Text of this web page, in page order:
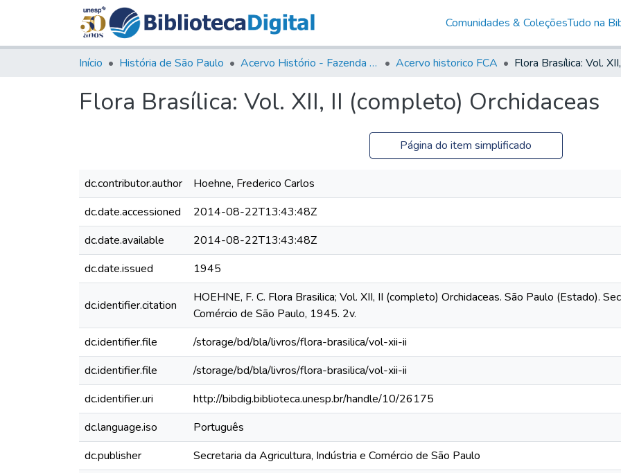
Comunidades & ColeçõesTudo na
Início História de São Paulo Acervo Histório - Fazenda Lageado Acervo historico FCA
Flora Brasílica: Vol. XII, II (completo) Orchidaceas
Página do item simplificado
dc.contributor.author
Hoehne, Frederico Carlos
dc.date.accessioned
2014-08-22T13:43:48Z
dc.date.available
2014-08-22T13:43:48Z
dc.date.issued
1945
dc.identifier.citation
HOEHNE, F. C. Flora Brasilica; Vol. XII, II (completo) Orchidaceas. São Paulo (Estado).
Comércio de São Paulo, 1945. 2v.
dc.identifier.file
/storage/bd/bla/livros/flora-brasilica/vol-xii-ii
dc.identifier.file
/storage/bd/bla/livros/flora-brasilica/vol-xii-ii
dc.identifier.uri
http://bibdig.biblioteca.unesp.br/handle/10/26175
dc.language.iso
Português
dc.publisher
Secretaria da Agricultura, Indústria e Comércio de São Paulo